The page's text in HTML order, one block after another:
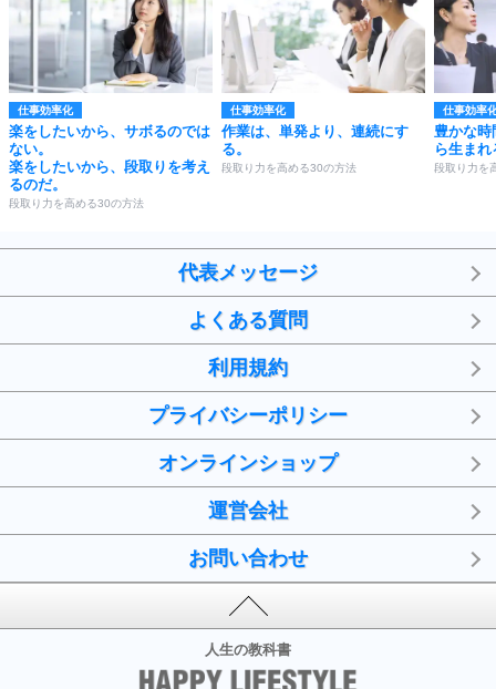
仕事効率化
楽をしたいから、サボるのでは
ない。
楽をしたいから、段取りを考え
るのだ。
段取り力を高める30の方法
仕事効率化
作業は、単発より、連続にす
る。
段取り力を高める30の方法
仕事効率
豊かな時
ら生まれ
段取り力を
代表メッセージ
よくある質問
利用規約
プライバシーポリシー
オンラインショップ
運営会社
お問い合わせ
人生の教科書